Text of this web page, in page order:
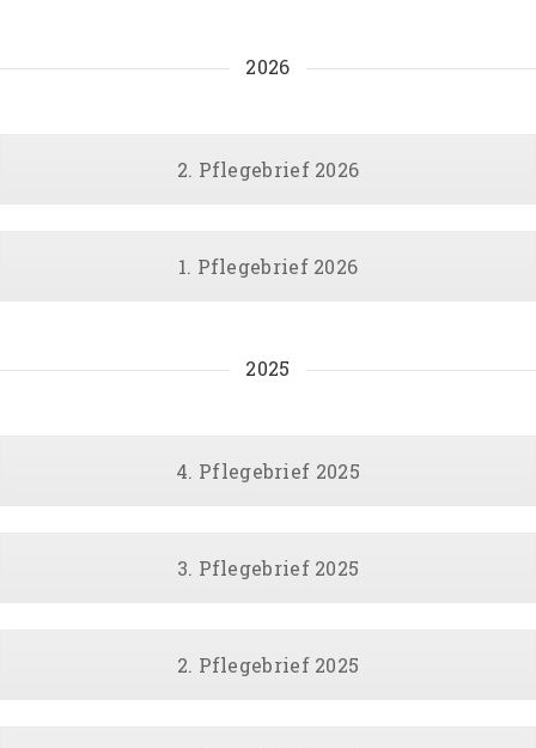
2026
2. Pflegebrief 2026
1. Pflegebrief 2026
2025
4. Pflegebrief 2025
3. Pflegebrief 2025
2. Pflegebrief 2025